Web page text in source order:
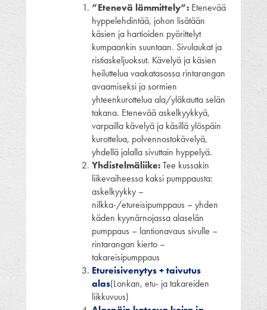
”Etenevä lämmittely”: Etenevää
hyppelehdintää, johon lisätään
käsien ja hartioiden pyörittelyt
kumpaankin suuntaan. Sivulaukat ja
ristiaskeljuoksut. Kävelyä ja käsien
heiluttelua vaakatasossa rintarangan
avaamiseksi ja sormien
yhteenkurottelua ala/yläkautta selän
takana. Etenevää askelkyykkyä,
varpailla kävelyä ja käsillä ylöspäin
kurottelua, polvennostokävelyä,
yhdellä jalalla sivuttain hyppelyä.
Yhdistelmäliike:Tee kussakin
liikevaiheessa kaksi pumppausta:
askelkyykky –
nilkka-/etureisipumppaus – yhden
käden kyynärnojassa alaselän
pumppaus – lantionavaus sivulle –
rintarangan kierto –
takareisipumppaus
Etureisivenytys + taivutus
alas(Lonkan, etu- ja takareiden
liikkuvuus)